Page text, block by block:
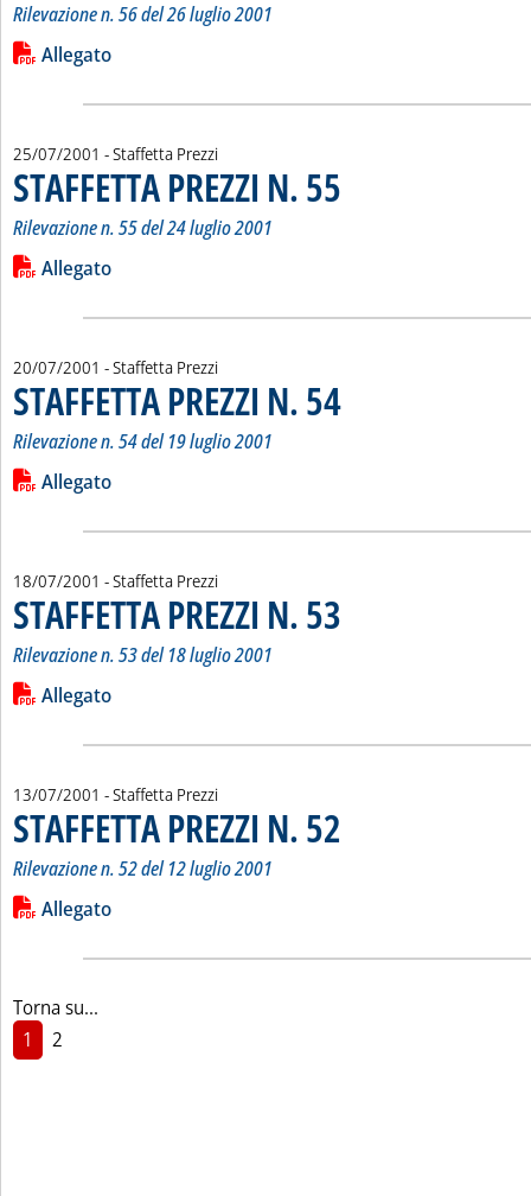
Rilevazione n. 56 del 26 luglio 2001
Leggi tutta la notizia: 'STAFFETTA PREZZI N. 56'
Lista allegati PDF alla notizia
Allegato
25/07/2001 - Staffetta Prezzi
STAFFETTA PREZZI N. 55
Rilevazione n. 55 del 24 luglio 2001
Leggi tutta la notizia: 'STAFFETTA PREZZI N. 55'
Lista allegati PDF alla notizia
Allegato
20/07/2001 - Staffetta Prezzi
STAFFETTA PREZZI N. 54
Rilevazione n. 54 del 19 luglio 2001
Leggi tutta la notizia: 'STAFFETTA PREZZI N. 54'
Lista allegati PDF alla notizia
Allegato
18/07/2001 - Staffetta Prezzi
STAFFETTA PREZZI N. 53
Rilevazione n. 53 del 18 luglio 2001
Leggi tutta la notizia: 'STAFFETTA PREZZI N. 53'
Lista allegati PDF alla notizia
Allegato
13/07/2001 - Staffetta Prezzi
STAFFETTA PREZZI N. 52
Rilevazione n. 52 del 12 luglio 2001
Leggi tutta la notizia: 'STAFFETTA PREZZI N. 52'
Lista allegati PDF alla notizia
Allegato
Torna su...
1
2